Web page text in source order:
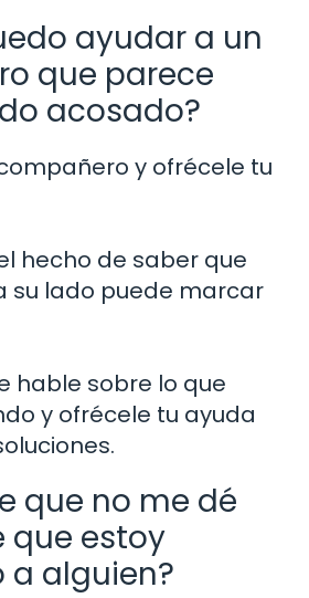
ayudar a un
que parece
acosado?
y ofrécele tu
hecho de saber que
su lado puede marcar
hable sobre lo que
y ofrécele tu ayuda
que no me dé
que estoy
alguien?